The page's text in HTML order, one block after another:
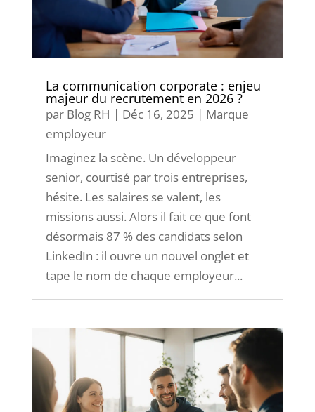
La communication corporate : enjeu
majeur du recrutement en 2026 ?
par Blog RH | Déc 16, 2025 | Marque
employeur
Imaginez la scène. Un développeur
senior, courtisé par trois entreprises,
hésite. Les salaires se valent, les
missions aussi. Alors il fait ce que font
désormais 87 % des candidats selon
LinkedIn : il ouvre un nouvel onglet et
tape le nom de chaque employeur...